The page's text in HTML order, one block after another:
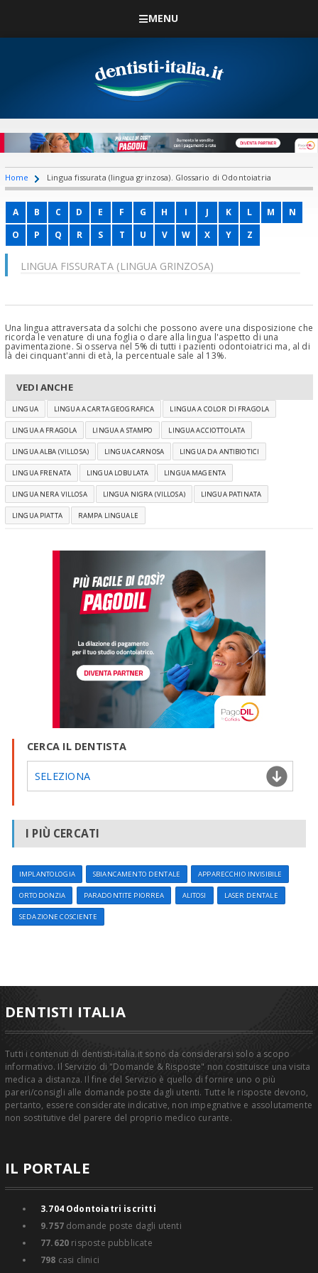
MENU
Home Lingua fissurata (lingua grinzosa). Glossario di Odontoiatria
A B C D E F G H I J K L M
N
O
P Q R S T U V W X Y Z
LINGUA FISSURATA (LINGUA GRINZOSA)
Una lingua attraversata da solchi che possono avere una disposizione che
ricorda le venature di una foglia o dare alla lingua l'aspetto di una
pavimentazione. Si osserva nel 5% di tutti i pazienti odontoiatrici ma, al di
là dei cinquant'anni di età, la percentuale sale al 13%.
VEDI ANCHE
LINGUA LINGUA A CARTA GEOGRAFICA LINGUA A COLOR DI FRAGOLA
LINGUA A FRAGOLA LINGUA A STAMPO LINGUA ACCIOTTOLATA
LINGUA ALBA (VILLOSA) LINGUA CARNOSA LINGUA DA ANTIBIOTICI
LINGUA FRENATA LINGUA LOBULATA LINGUA MAGENTA
LINGUA NERA VILLOSA LINGUA NIGRA (VILLOSA) LINGUA PATINATA
LINGUA PIATTA RAMPA LINGUALE
CERCA IL DENTISTA
SELEZIONA
I PIÙ CERCATI
IMPLANTOLOGIA SBIANCAMENTO DENTALE APPARECCHIO INVISIBILE
ORTODONZIA PARADONTITE PIORREA ALITOSI LASER DENTALE
SEDAZIONE COSCIENTE
DENTISTI ITALIA
Tutti i contenuti di dentisti-italia.it sono da considerarsi solo a scopo
informativo. Il Servizio di "Domande & Risposte" non costituisce una visita
medica a distanza. Il fine del Servizio è quello di fornire uno o più
pareri/consigli alle domande poste dagli utenti. Tutte le risposte devono,
pertanto, essere considerate indicative, non impegnative e assolutamente
non sostitutive del parere del proprio medico curante.
IL PORTALE
3.704Odontoiatri iscritti
9.757domande poste dagli utenti
77.620 risposte pubblicate
798 casi clinici